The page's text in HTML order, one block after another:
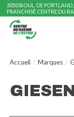
3050 BOUL. DE
FRANCHISÉ CENTRE DU
Accueil / Marques /